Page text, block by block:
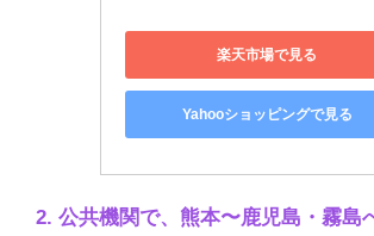
楽天市場で見る
Yahooショッピングで見る
2. 公共機関で、熊本〜鹿児島・霧島